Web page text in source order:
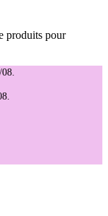
produits pour